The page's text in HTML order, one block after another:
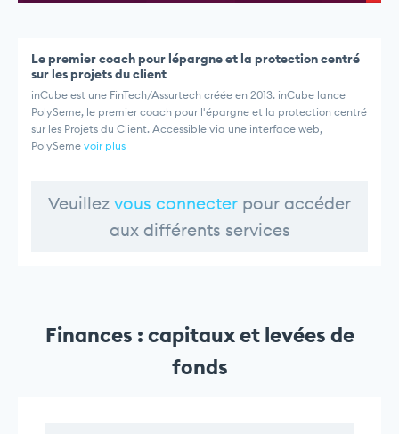
Le premier coach pour lépargne et la protection centré
sur les projets du client
inCube est une FinTech/Assurtech créée en 2013. inCube lance
PolySeme, le premier coach pour l'épargne et la protection centré
sur les Projets du Client. Accessible via une interface web,
PolySeme voir plus
Veuillez vous connecter pour accéder
aux différents services
Finances : capitaux et levées de
fonds